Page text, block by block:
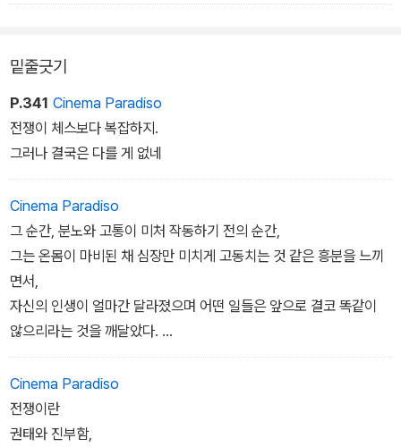
밑줄긋기
P.341 Cinema Paradiso
전쟁이 체스보다 복잡하지.
그러나 결국은 다를 게 없네
Cinema Paradiso
그 순간, 분노와 고통이 미처 작동하기 전의 순간,
그는 온몸이 마비된 채 심장만 미치게 고동치는 것 같은 흥분을 느끼
면서,
자신의 인생이 얼마간 달라졌으며 어떤 일들은 앞으로 결코 똑같이
않으리라는 것을 깨달았다.
341-2쪽
Cinema Paradiso
전쟁이란
권태와 진부함,